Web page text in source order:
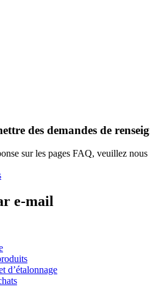
des demandes de
sur les pages FAQ, veuillez nous
e-mail
d’étalonnage